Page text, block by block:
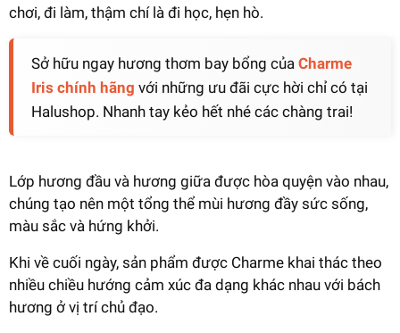
chơi, đi làm, thậm chí là đi học, hẹn hò.
Sở hữu ngay hương thơm bay bổng của Charme
Iris chính hãng với những ưu đãi cực hời chỉ có tại
Halushop. Nhanh tay kẻo hết nhé các chàng trai!
Lớp hương đầu và hương giữa được hòa quyện vào nhau,
chúng tạo nên một tổng thể mùi hương đầy sức sống,
màu sắc và hứng khởi.
Khi về cuối ngày, sản phẩm được Charme khai thác theo
nhiều chiều hướng cảm xúc đa dạng khác nhau với bách
hương ở vị trí chủ đạo.